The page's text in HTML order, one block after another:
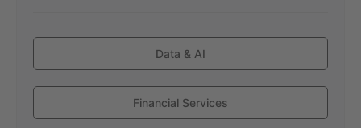
Data & AI
Financial Services